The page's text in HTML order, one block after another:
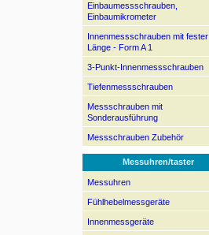
Einbaumessschrauben,
Einbaumikrometer
Innenmessschrauben mit fester
Länge - Form A 1
3-Punkt-Innenmessschrauben
Tiefenmessschrauben
Messschrauben mit
Sonderausführung
Messschrauben Zubehör
Messuhren/taster
Messuhren
Fühlhebelmessgeräte
Innenmessgeräte